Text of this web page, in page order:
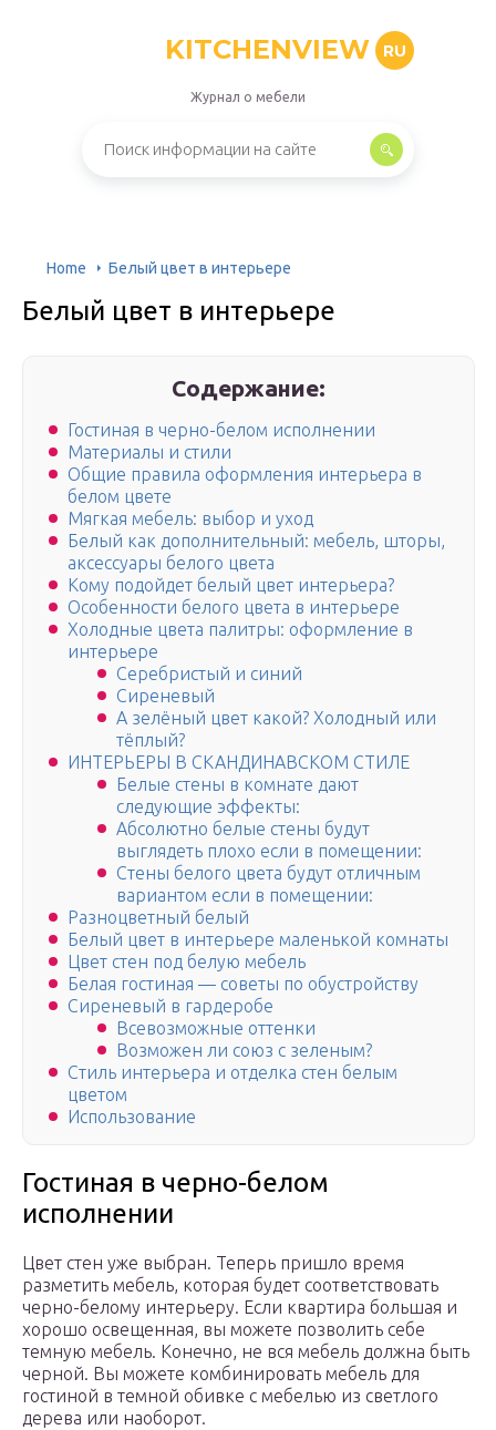
KITCHENVIEW RU
Журнал о мебели
Home Белый цвет в интерьере
Белый цвет в интерьере
Содержание:
Гостиная в черно-белом исполнении
Материалы и стили
Общие правила оформления интерьера в
белом цвете
Мягкая мебель: выбор и уход
Белый как дополнительный: мебель, шторы,
аксессуары белого цвета
Кому подойдет белый цвет интерьера?
Особенности белого цвета в интерьере
Холодные цвета палитры: оформление в
интерьере
Серебристый и синий
Сиреневый
А зелёный цвет какой? Холодный или
тёплый?
ИНТЕРЬЕРЫ В СКАНДИНАВСКОМ СТИЛЕ
Белые стены в комнате дают
следующие эффекты:
Абсолютно белые стены будут
выглядеть плохо если в помещении:
Стены белого цвета будут отличным
вариантом если в помещении:
Разноцветный белый
Белый цвет в интерьере маленькой комнаты
Цвет стен под белую мебель
Белая гостиная — советы по обустройству
Сиреневый в гардеробе
Всевозможные оттенки
Возможен ли союз с зеленым?
Стиль интерьера и отделка стен белым
цветом
Использование
Гостиная в черно-белом
исполнении
Цвет стен уже выбран. Теперь пришло время
разметить мебель, которая будет соответствовать
черно-белому интерьеру. Если квартира большая и
хорошо освещенная, вы можете позволить себе
темную мебель. Конечно, не вся мебель должна быть
черной. Вы можете комбинировать мебель для
гостиной в темной обивке с мебелью из светлого
дерева или наоборот.